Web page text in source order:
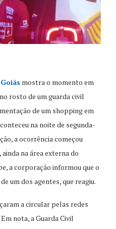
mostra o momento em
rosto de um guarda civil
de um shopping em
na noite de segunda-
a ocorrência começou
na área externa do
a corporação informou que o
um dos agentes, que reagiu.
a circular pelas redes
nota, a Guarda Civil